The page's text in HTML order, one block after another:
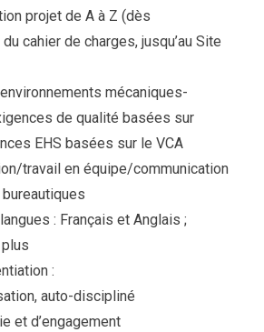
projet de A à Z (dès
cahier de charges, jusqu’au Site
mécaniques-
de qualité basées sur
EHS basées sur le VCA
travail en équipe/communication
: Français et Anglais ;
:
auto-discipliné
et d’engagement